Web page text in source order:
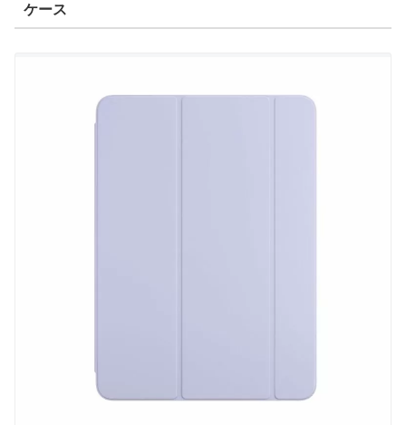
ケース